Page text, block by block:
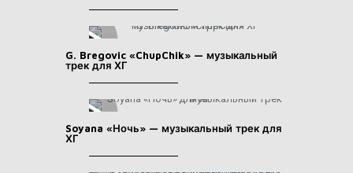
G. Bregovic «ChupChik» — музыкальный
трек для ХГ
Soyana «Ночь» — музыкальный трек для
ХГ